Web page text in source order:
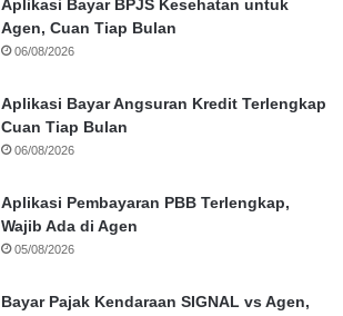
Aplikasi Bayar BPJS Kesehatan untuk
Agen, Cuan Tiap Bulan
06/08/2026
Aplikasi Bayar Angsuran Kredit Terlengkap
Cuan Tiap Bulan
06/08/2026
Aplikasi Pembayaran PBB Terlengkap,
Wajib Ada di Agen
05/08/2026
Bayar Pajak Kendaraan SIGNAL vs Agen,